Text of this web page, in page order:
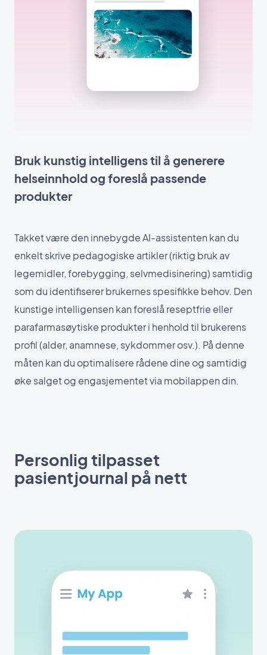
Bruk kunstig intelligens til å generere
helseinnhold og foreslå passende
produkter
Takket være den innebygde AI-assistenten kan du
enkelt skrive pedagogiske artikler (riktig bruk av
legemidler, forebygging, selvmedisinering) samtidig
som du identifiserer brukernes spesifikke behov. Den
kunstige intelligensen kan foreslå reseptfrie eller
parafarmasøytiske produkter i henhold til brukerens
profil (alder, anamnese, sykdommer osv.). På denne
måten kan du optimalisere rådene dine og samtidig
øke salget og engasjementet via mobilappen din.
Personlig tilpasset
pasientjournal på nett